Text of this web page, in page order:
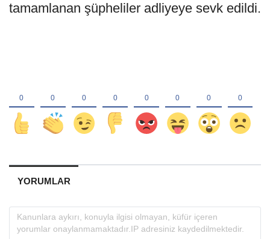
tamamlanan şüpheliler adliyeye sevk edildi.
YORUMLAR